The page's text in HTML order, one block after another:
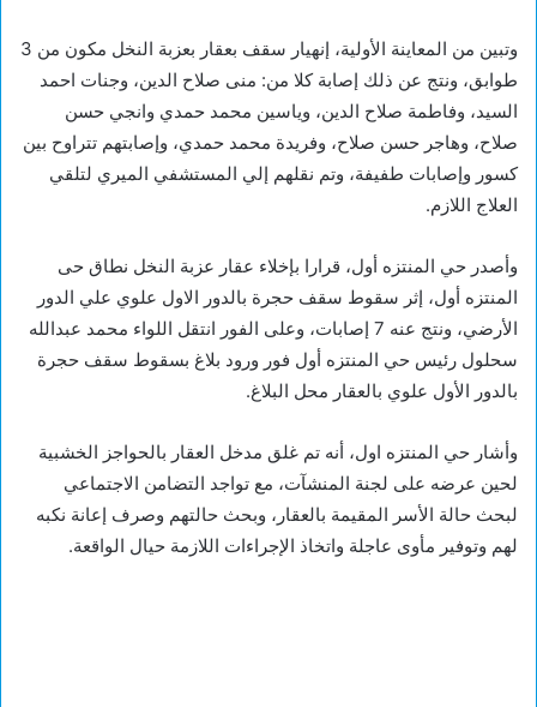
وتبين من المعاينة الأولية، إنهيار سقف بعقار بعزبة النخل مكون من 3
طوابق، ونتج عن ذلك إصابة كلا من: منى صلاح الدين، وجنات احمد
السيد، وفاطمة صلاح الدين، وياسين محمد حمدي وانجي حسن
صلاح، وهاجر حسن صلاح، وفريدة محمد حمدي، وإصابتهم تتراوح بين
كسور وإصابات طفيفة، وتم نقلهم إلي المستشفي الميري لتلقي
العلاج اللازم.
وأصدر حي المنتزه أول، قرارا بإخلاء عقار عزبة النخل نطاق حى
المنتزه أول، إثر سقوط سقف حجرة بالدور الاول علوي علي الدور
الأرضي، ونتج عنه 7 إصابات، وعلى الفور انتقل اللواء محمد عبدالله
سحلول رئيس حي المنتزه أول فور ورود بلاغ بسقوط سقف حجرة
بالدور الأول علوي بالعقار محل البلاغ.
وأشار حي المنتزه اول، أنه تم غلق مدخل العقار بالحواجز الخشبية
لحين عرضه على لجنة المنشآت، مع تواجد التضامن الاجتماعي
لبحث حالة الأسر المقيمة بالعقار، وبحث حالتهم وصرف إعانة نكبه
لهم وتوفير مأوى عاجلة واتخاذ الإجراءات اللازمة حيال الواقعة.